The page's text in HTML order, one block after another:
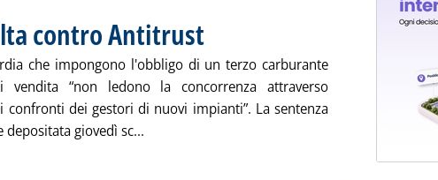
contro Antitrust . Pubblicata martedì 17 maggio 2016 alle 11.47.
che impongono l'obbligo di un terzo carburante
“non ledono la concorrenza attraverso
dei gestori di nuovi impianti”. La sentenza
giovedì sc... Leggi tutta la notizia: 'Carburanti, Consulta